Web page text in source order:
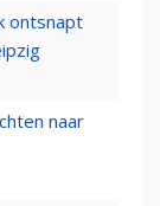
ontsnapt
naar